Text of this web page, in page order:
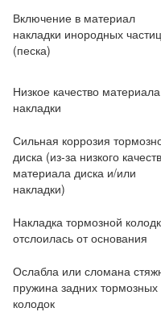
Включение в материал
накладки инородных частиц
(песка)
Низкое качество материала
накладки
Сильная коррозия
диска (из-за низкого
материала диска и/или
накладки)
Накладка тормозной
отслоилась от основания
Ослабла или сломана
пружина задних тормозных
колодок